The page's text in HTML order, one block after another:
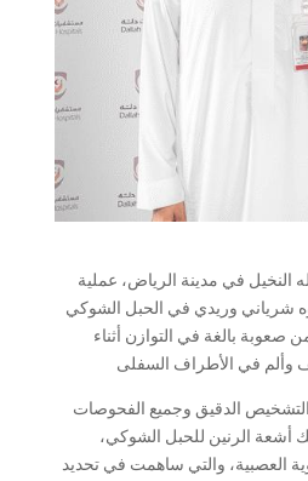
في مدينة الرياض، عملية
شرياني وريدي في الحبل الشوكي
بالغة في التوازن أثناء
والتشخيص الدقيق وجميع الفحوصات
أشعة الرنين للحبل الشوكي،
العصبية، والتي ساهمت في تحديد